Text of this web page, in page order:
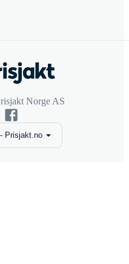
Norge AS
Prisjakt.no